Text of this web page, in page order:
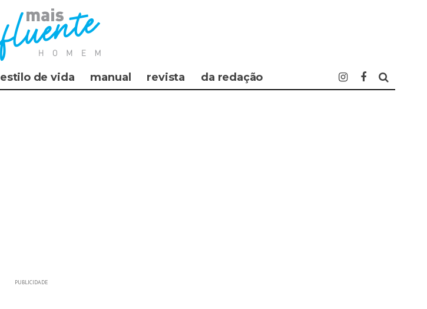
estilo de vida manual revista da redação
PUBLICIDADE